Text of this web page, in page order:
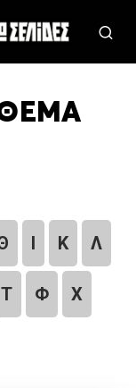
ΘΕΜΑ
Ι Κ Λ
Τ Φ Χ